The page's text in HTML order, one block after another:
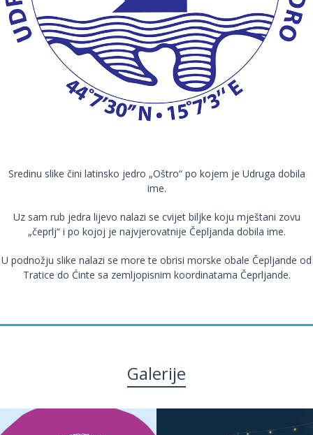
Sredinu slike čini latinsko jedro „Oštro“ po kojem je Udruga dobila
ime.
Uz sam rub jedra lijevo nalazi se cvijet biljke koju mještani zovu
„čeprlj“ i po kojoj je najvjerovatnije Čepljanda dobila ime.
U podnožju slike nalazi se more te obrisi morske obale Čepljande od
Tratice do Ćinte sa zemljopisnim koordinatama Čeprljande.
Galerije